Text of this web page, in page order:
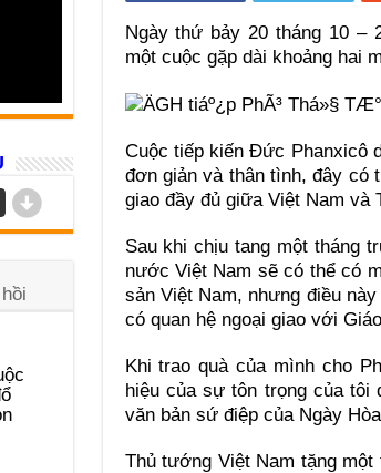
Ngày thứ bảy 20 tháng 10 –
một cuộc gặp dài khoảng hai
Cuộc tiếp kiến Đức Phanxicô
đơn giản và thân tình, đây có
giao đầy đủ giữa Việt Nam và
Sau khi chịu tang một tháng
nước Việt Nam sẽ có thể có
sản Việt Nam, nhưng điều
có quan hệ ngoại giao với
Khi trao quà của mình cho
hiệu của sự tôn trọng của tôi
văn bản sứ điệp của Ngày
Thủ tướng Việt Nam tặng
d